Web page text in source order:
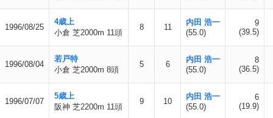
1996/08/25
4歳上
小倉 芝2000m 11頭
8 11
内田 浩一
(55.0)
9
(39.5)
1996/08/04
若戸特
小倉 芝2000m 8頭
5 6
内田 浩一
(55.0)
8
(36.5)
1996/07/07
5歳上
阪神 芝2200m 11頭
9 10
内田 浩一
(55.0)
6
(19.9)